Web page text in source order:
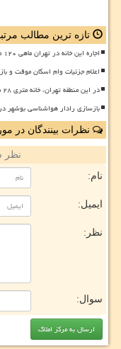
تازه ترین مطالب
اجاره این خانه در تهران ماهی ۱۲۰ میلیون تومان است
اعلام جزئیات وام اسکان موقت و
در این منطقه تهران، خانه متری ۲۸ میلیون تومان است
بازسازی رادار هواشناسی بوشهر
نظرات بینندگان در
نظر
نام:
ایمیل:
نظر:
سوال: